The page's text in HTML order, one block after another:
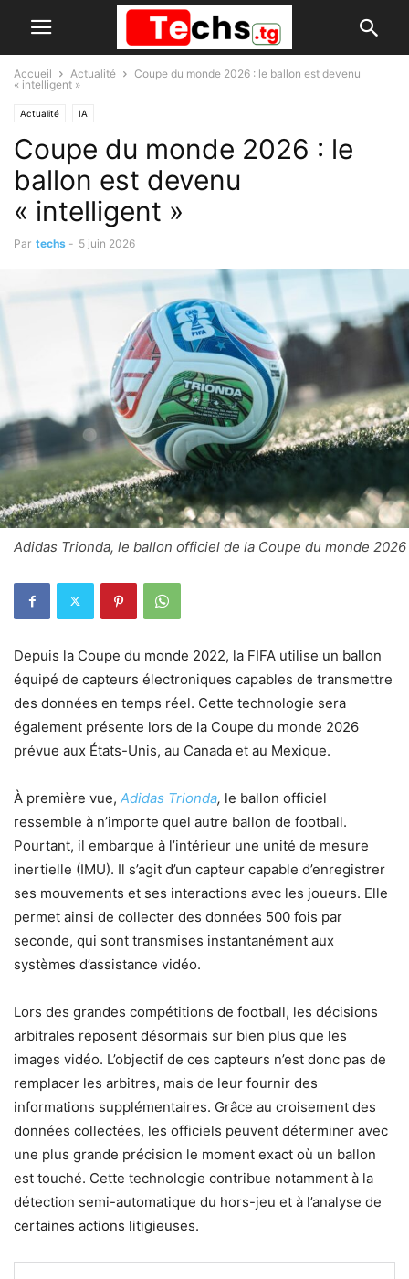
Accueil Actualité
Coupe du monde 2026 : le ballon est devenu
« intelligent »
Actualité IA
Coupe du monde 2026 : le
ballon est devenu
« intelligent »
Par techs - 5 juin 2026
Adidas Trionda, le ballon officiel de la Coupe du monde 2026
Depuis la Coupe du monde 2022, la FIFA utilise un ballon
équipé de capteurs électroniques capables de transmettre
des données en temps réel. Cette technologie sera
également présente lors de la Coupe du monde 2026
prévue aux États-Unis, au Canada et au Mexique.
À première vue, Adidas Trionda, le ballon officiel
ressemble à n’importe quel autre ballon de football.
Pourtant, il embarque à l’intérieur une unité de mesure
inertielle (IMU). Il s’agit d’un capteur capable d’enregistrer
ses mouvements et ses interactions avec les joueurs. Elle
permet ainsi de collecter des données 500 fois par
seconde, qui sont transmises instantanément aux
systèmes d’assistance vidéo.
Lors des grandes compétitions de football, les décisions
arbitrales reposent désormais sur bien plus que les
images vidéo. L’objectif de ces capteurs n’est donc pas de
remplacer les arbitres, mais de leur fournir des
informations supplémentaires. Grâce au croisement des
données collectées, les officiels peuvent déterminer avec
une plus grande précision le moment exact où un ballon
est touché. Cette technologie contribue notamment à la
détection semi-automatique du hors-jeu et à l’analyse de
certaines actions litigieuses.